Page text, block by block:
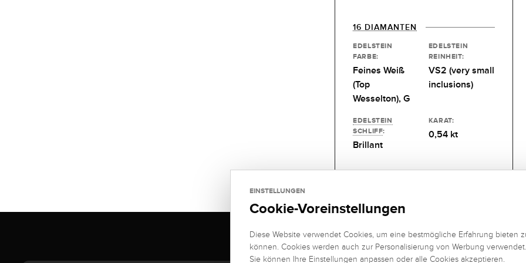
16 DIAMANTEN
EDELSTEIN
FARBE:
Feines Weiß
(Top
Wesselton), G
EDELSTEIN
REINHEIT:
VS2 (very small
inclusions)
EDELSTEIN
SCHLIFF:
Brillant
KARAT:
0,54 kt
EINSTELLUNGEN
Cookie-Voreinstellungen
Diese Website verwendet Cookies, um eine bestmögliche Erfahrung bieten
können. Cookies werden auch zur Personalisierung von Werbung verwendet.
Sie können Ihre Einstellungen anpassen oder alle Cookies akzeptieren.